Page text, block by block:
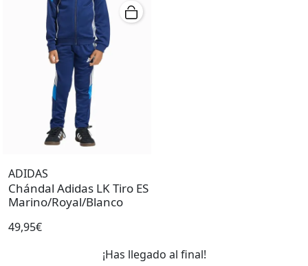
ADIDAS
Chándal Adidas LK Tiro ES
Marino/Royal/Blanco
49,95€
¡Has llegado al final!